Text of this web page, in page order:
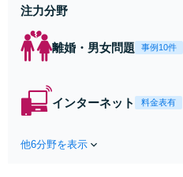
注力分野
離婚・男女問題 事例10件
インターネット 料金表有
他6分野を表示